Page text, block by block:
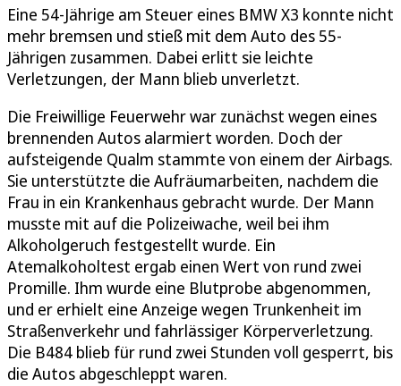
Eine 54-Jährige am Steuer eines BMW X3 konnte nicht
mehr bremsen und stieß mit dem Auto des 55-
Jährigen zusammen. Dabei erlitt sie leichte
Verletzungen, der Mann blieb unverletzt.
Die Freiwillige Feuerwehr war zunächst wegen eines
brennenden Autos alarmiert worden. Doch der
aufsteigende Qualm stammte von einem der Airbags.
Sie unterstützte die Aufräumarbeiten, nachdem die
Frau in ein Krankenhaus gebracht wurde. Der Mann
musste mit auf die Polizeiwache, weil bei ihm
Alkoholgeruch festgestellt wurde. Ein
Atemalkoholtest ergab einen Wert von rund zwei
Promille. Ihm wurde eine Blutprobe abgenommen,
und er erhielt eine Anzeige wegen Trunkenheit im
Straßenverkehr und fahrlässiger Körperverletzung.
Die B484 blieb für rund zwei Stunden voll gesperrt, bis
die Autos abgeschleppt waren.